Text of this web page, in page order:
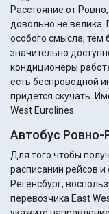
Расстояние от
довольно не велика.
особого смысла, тем
значительно доступнее. А если автобус хороший,
кондиционеры
есть беспроводной
придется скучать.
West Eurolines.
Автобус Ровно-
Для того чтобы
расписании рейсов и
Регенсбург,
перевозчика East